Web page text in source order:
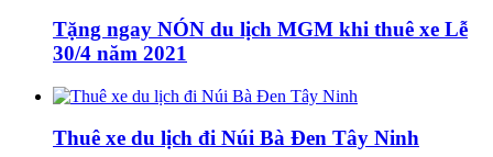
Tặng ngay NÓN du lịch MGM khi thuê xe Lễ
30/4 năm 2021
Thuê xe du lịch đi Núi Bà Đen Tây Ninh